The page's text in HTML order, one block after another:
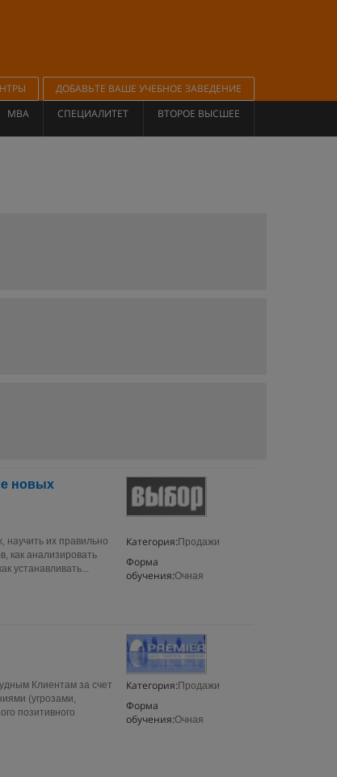
ДОБАВЬТЕ ВАШЕ УЧЕБНОЕ ЗАВЕДЕНИЕ
MBA СПЕЦИАЛИТЕТ ВТОРОЕ ВЫСШЕЕ
новых
Категория: Продажи
Форма
обучения:Очная
научить их правильно
как анализировать
устанавливать...
Категория: Продажи
Форма
обучения:Очная
Клиентам за счет
(угрозами,
позитивного